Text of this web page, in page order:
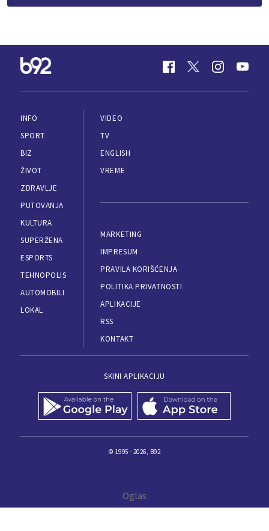
INFO
SPORT
BIZ
ŽIVOT
ZDRAVLJE
PUTOVANJA
KULTURA
SUPERŽENA
ESPORTS
TEHNOPOLIS
AUTOMOBILI
LOKAL
VIDEO
TV
ENGLISH
VREME
MARKETING
IMPRESUM
PRAVILA KORIŠĆENJA
POLITIKA PRIVATNOSTI
APLIKACIJE
RSS
KONTAKT
SKINI APLIKACIJU
© 1995 - 2026, B92